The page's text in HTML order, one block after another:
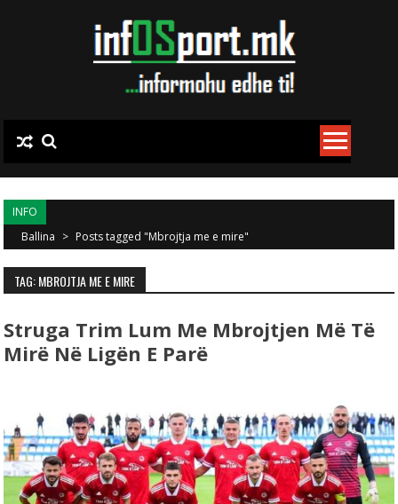
INFO
Ballina > Posts tagged "Mbrojtja me e mire"
TAG: MBROJTJA ME E MIRE
Struga Trim Lum Me Mbrojtjen Më Të
Mirë Në Ligën E Parë